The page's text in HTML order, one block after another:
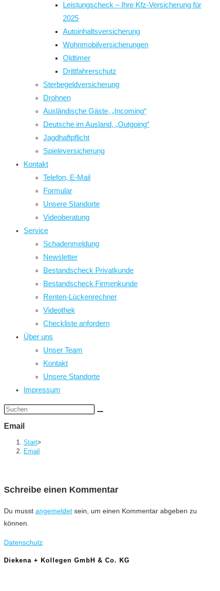
Leistungscheck – Ihre Kfz-Versicherung für
2025
Autoinhaltsversicherung
Wohnmobilversicherungen
Oldtimer
Drittfahrerschutz
Sterbegeldversicherung
Drohnen
Ausländische Gäste, „Incoming“
Deutsche im Ausland, „Outgoing“
Jagdhaftpflicht
Spieleversicherung
Kontakt
Telefon, E-Mail
Formular
Unsere Standorte
Videoberatung
Service
Schadenmeldung
Newsletter
Bestandscheck Privatkunde
Bestandscheck Firmenkunde
Renten-Lückenrechner
Videothek
Checkliste anfordern
Über uns
Unser Team
Kontakt
Unsere Standorte
Impressum
Diese
Email
Start>
Email
Schreibe einen Kommentar
Du musst angemeldet sein, um einen Kommentar abgeben zu
können.
Datenschutz
Diekena + Kollegen GmbH & Co. KG